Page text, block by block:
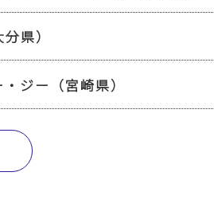
県）
ジー（宮崎県）